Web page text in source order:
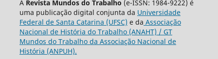
A Revista Mundos do Trabalho (e-ISSN: 1984-9222) é
uma publicação digital conjunta da Universidade
Federal de Santa Catarina (UFSC) e da Associação
Nacional de História do Trabalho (ANAHT) / GT
Mundos do Trabalho da Associação Nacional de
História (ANPUH).